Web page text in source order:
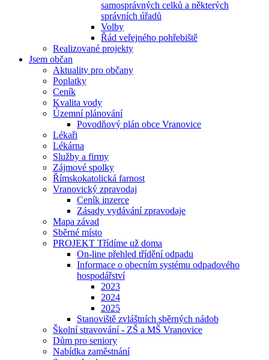
samosprávných celků a některých
správních úřadů
Volby
Řád veřejného pohřebiště
Realizované projekty
Jsem občan
Aktuality pro občany
Poplatky
Ceník
Kvalita vody
Územní plánování
Povodňový plán obce Vranovice
Lékaři
Lékárna
Služby a firmy
Zájmové spolky
Římskokatolická farnost
Vranovický zpravodaj
Ceník inzerce
Zásady vydávání zpravodaje
Mapa závad
Sběrné místo
PROJEKT Třídíme už doma
On-line přehled třídění odpadu
Informace o obecním systému odpadového
hospodářství
2023
2024
2025
Stanoviště zvláštních sběrných nádob
Školní stravování - ZŠ a MŠ Vranovice
Dům pro seniory
Nabídka zaměstnání